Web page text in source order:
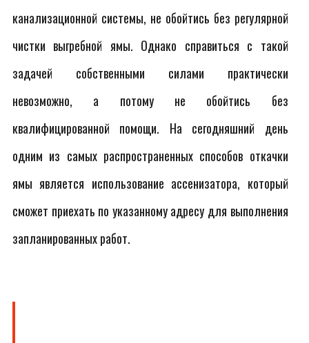
канализационной системы, не обойтись без регулярной
чистки выгребной ямы. Однако справиться с такой
задачей собственными силами практически
невозможно, а потому не обойтись без
квалифицированной помощи. На сегодняшний день
одним из самых распространенных способов откачки
ямы является использование ассенизатора, который
сможет приехать по указанному адресу для выполнения
запланированных работ.